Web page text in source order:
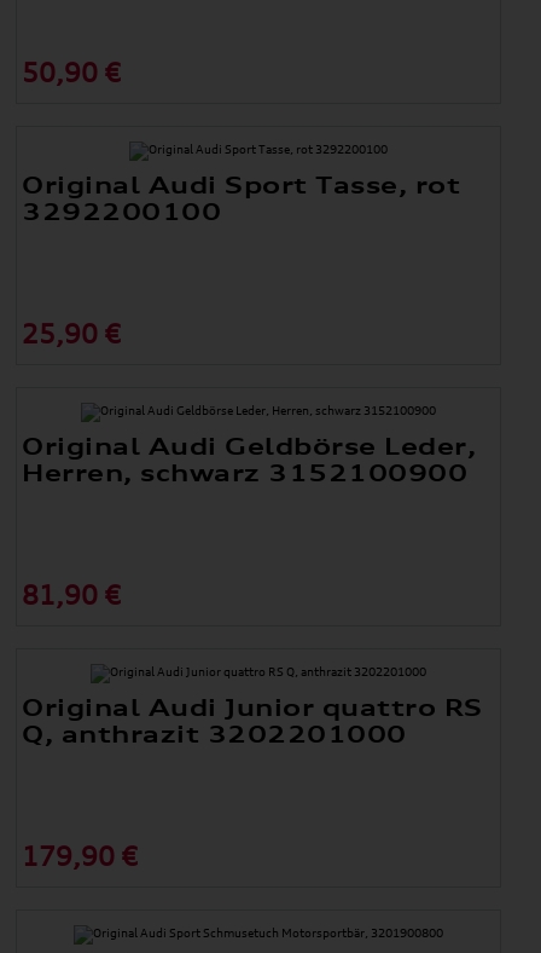
50,90 €
Original Audi Sport Tasse, rot
3292200100
25,90 €
Original Audi Geldbörse Leder,
Herren, schwarz 3152100900
81,90 €
Original Audi Junior quattro RS
Q, anthrazit 3202201000
179,90 €